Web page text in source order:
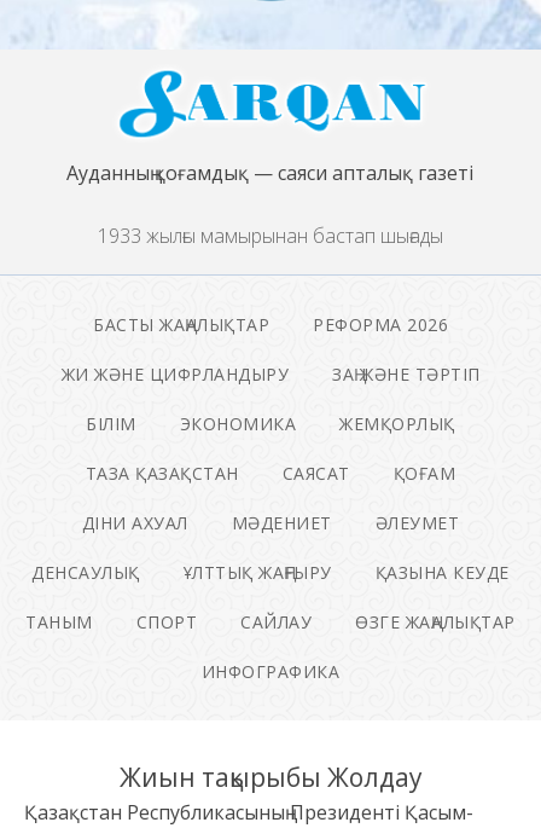
Ауданның қоғамдық — саяси апталық газеті
1933 жылғы мамырынан бастап шығады
БАСТЫ ЖАҢАЛЫҚТАР РЕФОРМА 2026
ЖИ ЖӘНЕ ЦИФРЛАНДЫРУ ЗАҢ ЖӘНЕ ТӘРТІП
БІЛІМ ЭКОНОМИКА ЖЕМҚОРЛЫҚ
ТАЗА ҚАЗАҚСТАН САЯСАТ ҚОҒАМ
ДІНИ АХУАЛ МӘДЕНИЕТ ӘЛЕУМЕТ
ДЕНСАУЛЫҚ ҰЛТТЫҚ ЖАҢҒЫРУ ҚАЗЫНА КЕУДЕ
ТАНЫМ СПОРТ САЙЛАУ ӨЗГЕ ЖАҢАЛЫҚТАР
ИНФОГРАФИКА
Жиын тақырыбы Жолдау
Қазақстан Республикасының Президенті Қасым-